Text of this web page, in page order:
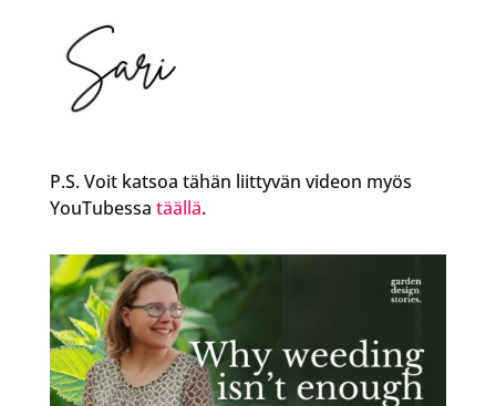
P.S. Voit katsoa tähän liittyvän videon myös
YouTubessa täällä.